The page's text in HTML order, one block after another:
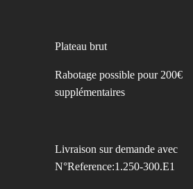
Plateau brut
Rabotage possible pour 200€
supplémentaires
Livraison sur demande avec
N°Reference:1.250-300.E1